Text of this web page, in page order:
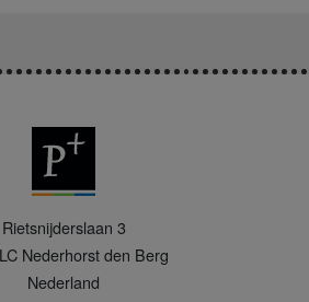
Rietsnijderslaan 3
Nederhorst den Berg
Nederland